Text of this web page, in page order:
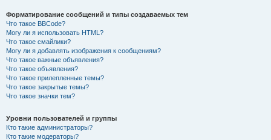
Форматирование сообщений и типы создаваемых тем
Что такое BBCode?
Могу ли я использовать HTML?
Что такое смайлики?
Могу ли я добавлять изображения к сообщениям?
Что такое важные объявления?
Что такое объявления?
Что такое прилепленные темы?
Что такое закрытые темы?
Что такое значки тем?
Уровни пользователей и группы
Кто такие администраторы?
Кто такие модераторы?